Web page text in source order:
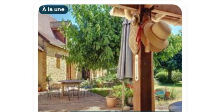
À la une